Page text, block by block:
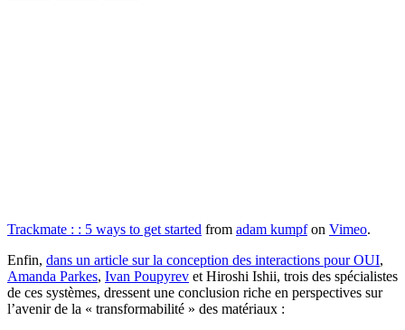
Trackmate : : 5 ways to get started from adam kumpfon Vimeo.
Enfin, dans un article sur la conception des interactions pour OUI,
Amanda Parkes, Ivan Poupyrev et Hiroshi Ishii, trois des spécialistes
de ces systèmes, dressent une conclusion riche en perspectives sur
l’avenir de la « transformabilité » des matériaux :